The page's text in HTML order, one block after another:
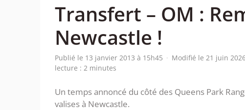
Transfert – OM :
Newcastle !
Publié le 13 janvier 2013 à 15h45 · Modifié le 21 juin
lecture : 2 minutes
Un temps annoncé du côté des Queens Park
valises à Newcastle.